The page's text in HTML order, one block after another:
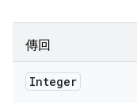
傳回
Integer